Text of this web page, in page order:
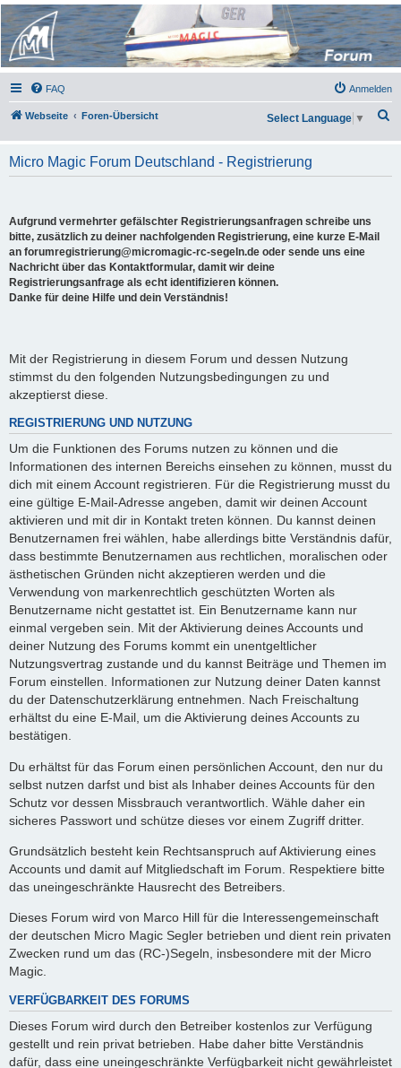
Micro Magic Forum
Deutschland
FAQ Anmelden
Webseite Foren-Übersicht
h
Select Language ▼
Micro Magic Forum Deutschland - Registrierung
Aufgrund vermehrter gefälschter Registrierungsanfragen schreibe uns
bitte, zusätzlich zu deiner nachfolgenden Registrierung, eine kurze E-Mail
an forumregistrierung@micromagic-rc-segeln.de oder sende uns eine
Nachricht über das Kontaktformular, damit wir deine
Registrierungsanfrage als echt identifizieren können.
Danke für deine Hilfe und dein Verständnis!
Mit der Registrierung in diesem Forum und dessen Nutzung
stimmst du den folgenden Nutzungsbedingungen zu und
akzeptierst diese.
REGISTRIERUNG UND NUTZUNG
Um die Funktionen des Forums nutzen zu können und die
Informationen des internen Bereichs einsehen zu können, musst du
dich mit einem Account registrieren. Für die Registrierung musst du
eine gültige E-Mail-Adresse angeben, damit wir deinen Account
aktivieren und mit dir in Kontakt treten können. Du kannst deinen
Benutzernamen frei wählen, habe allerdings bitte Verständnis dafür,
dass bestimmte Benutzernamen aus rechtlichen, moralischen oder
ästhetischen Gründen nicht akzeptieren werden und die
Verwendung von markenrechtlich geschützten Worten als
Benutzername nicht gestattet ist. Ein Benutzername kann nur
einmal vergeben sein. Mit der Aktivierung deines Accounts und
deiner Nutzung des Forums kommt ein unentgeltlicher
Nutzungsvertrag zustande und du kannst Beiträge und Themen im
Forum einstellen. Informationen zur Nutzung deiner Daten kannst
du der Datenschutzerklärung entnehmen. Nach Freischaltung
erhältst du eine E-Mail, um die Aktivierung deines Accounts zu
bestätigen.
Du erhältst für das Forum einen persönlichen Account, den nur du
selbst nutzen darfst und bist als Inhaber deines Accounts für den
Schutz vor dessen Missbrauch verantwortlich. Wähle daher ein
sicheres Passwort und schütze dieses vor einem Zugriff dritter.
Grundsätzlich besteht kein Rechtsanspruch auf Aktivierung eines
Accounts und damit auf Mitgliedschaft im Forum. Respektiere bitte
das uneingeschränkte Hausrecht des Betreibers.
Dieses Forum wird von Marco Hill für die Interessengemeinschaft
der deutschen Micro Magic Segler betrieben und dient rein privaten
Zwecken rund um das (RC-)Segeln, insbesondere mit der Micro
Magic.
VERFÜGBARKEIT DES FORUMS
Dieses Forum wird durch den Betreiber kostenlos zur Verfügung
gestellt und rein privat betrieben. Habe daher bitte Verständnis
dafür, dass eine uneingeschränkte Verfügbarkeit nicht gewährleistet